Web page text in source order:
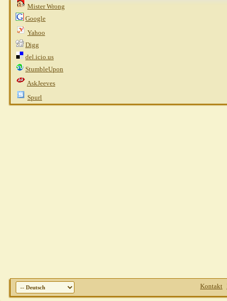
Mister Wrong
Google
Yahoo
Digg
del.icio.us
StumbleUpon
AskJeeves
Spurl
Kontakt